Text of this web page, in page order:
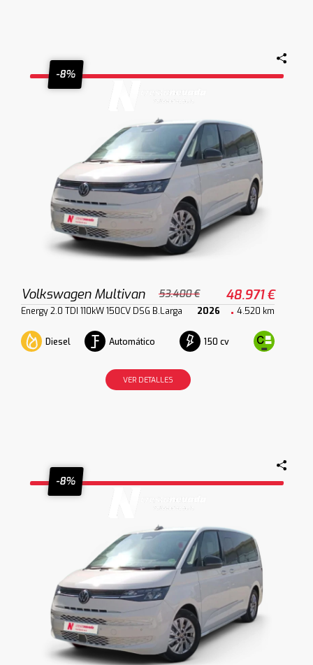
-8%
Volkswagen Multivan 53.400 € 48.971 €
Energy 2.0 TDI 110kW 150CV DSG B.Larga 2026 4.520 km
Diesel Automático 150 cv
VER DETALLES
-8%